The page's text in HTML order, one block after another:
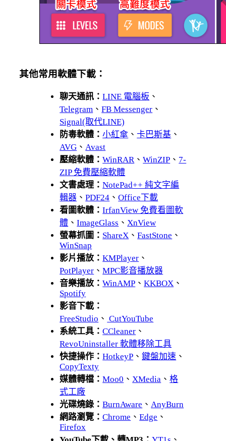
其他常用軟體下載：
聊天通訊：LINE 電腦板 、
Telegram 、FB Messenger 、
Signal(取代LINE)
防毒軟體：小紅傘 、卡巴斯基 、
AVG 、 Avast
壓縮軟體：WinRAR 、WinZIP 、 7-
ZIP 免費壓縮軟體
文書處理：NotePad++ 純文字編
輯器 、PDF24 、Office下載
看圖軟體：IrfanView 免費看圖軟
體 、ImageGlass 、 XnView
螢幕抓圖： ShareX 、FastStone 、
WinSnap
影片播放：KMPlayer 、
PotPlayer 、MPC影音播放器
音樂播放：WinAMP 、KKBOX 、
Spotify
影音下載：
FreeStudio 、 CutYouTube
系統工具：CCleaner 、
RevoUninstaller 軟體移除工具
快捷操作：HotkeyP 、鍵盤加速 、
CopyTexty
媒體轉檔：Moo0 、 XMedia 、格
式工廠
光碟燒錄：BurnAware 、 AnyBurn
網路瀏覽：Chrome 、Edge 、
Firefox